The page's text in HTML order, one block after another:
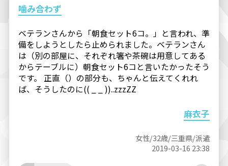
噛み合わず
ベテランさんから「朝食セット6コ。」と言われ、準
備をしようとしたら止められました。ベテランさん
は（別の部屋に、それぞれ箸や茶碗は用意してある
からテーブルに）朝食セット6コと言いたかったそう
です。 正直（）の部分も、ちゃんと伝えてくれれ
ば、そうしたのに(( _ _ ))..zzzZZ
麻衣子
女性/32歳/三重県/派遣
2019-03-16 23:38